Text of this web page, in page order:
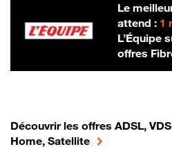
Le
attend : 1
L’Équipe
offres
Découvrir les offres ADSL,
Home, Satellite